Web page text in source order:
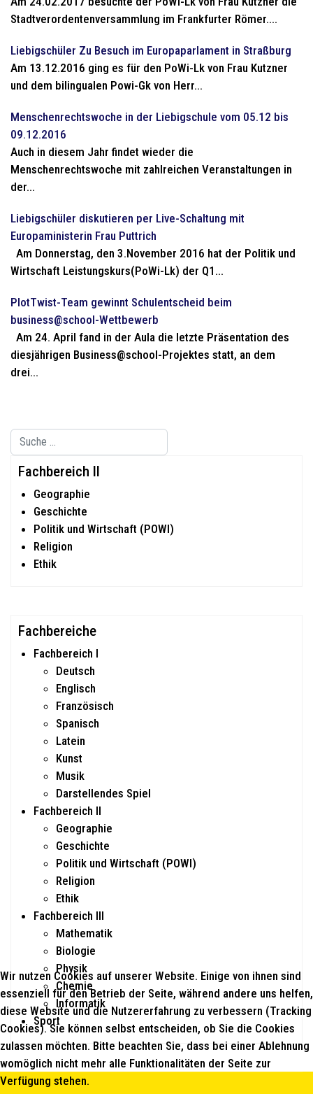
Stadtverordentenversammlung im Frankfurter Römer....
Liebigschüler Zu Besuch im Europaparlament in Straßburg
Am 13.12.2016 ging es für den PoWi-Lk von Frau Kutzner
und dem bilingualen Powi-Gk von Herr...
Menschenrechtswoche in der Liebigschule vom 05.12 bis
09.12.2016
Auch in diesem Jahr findet wieder die
Menschenrechtswoche mit zahlreichen Veranstaltungen in
der...
Liebigschüler diskutieren per Live-Schaltung mit
Europaministerin Frau Puttrich
Am Donnerstag, den 3.November 2016 hat der Politik und
Wirtschaft Leistungskurs(PoWi-Lk) der Q1...
PlotTwist-Team gewinnt Schulentscheid beim
business@school-Wettbewerb
Am 24. April fand in der Aula die letzte Präsentation des
diesjährigen Business@school-Projektes statt, an dem
drei...
Suchen
Type 2 or more characters for results.
Fachbereich II
Geographie
Geschichte
Politik und Wirtschaft (POWI)
Religion
Ethik
Fachbereiche
Fachbereich I
Deutsch
Englisch
Französisch
Spanisch
Latein
Kunst
Musik
Darstellendes Spiel
Fachbereich II
Geographie
Geschichte
Politik und Wirtschaft (POWI)
Religion
Ethik
Fachbereich III
Mathematik
Biologie
Physik
Chemie
Informatik
Sport
Wir nutzen Cookies auf unserer Website. Einige von ihnen sind
essenziell für den Betrieb der Seite, während andere uns helfen,
diese Website und die Nutzererfahrung zu verbessern (Tracking
Cookies). Sie können selbst entscheiden, ob Sie die Cookies
zulassen möchten. Bitte beachten Sie, dass bei einer Ablehnung
womöglich nicht mehr alle Funktionalitäten der Seite zur
Verfügung stehen.